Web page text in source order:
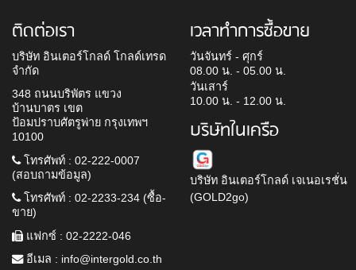
ติดต่อเรา
บริษัท อินเตอร์โกลด์ โกลด์เทรด
จำกัด
348 ถนนบริพัตร แขวง
บ้านบาตร เขต
ป้อมปราบศัตรูพ่าย กรุงเทพฯ
10100
โทรศัพท์ : 02-222-0007
(สอบถามข้อมูล)
โทรศัพท์ : 02-2233-234 (ซื้อ-
ขาย)
แฟกซ์ : 02-2222-046
อีเมล : info@intergold.co.th
เวลาทำการซื้อขาย
วันจันทร์ - ศุกร์
08.00 น. - 05.00 น.
วันเสาร์
10.00 น. - 12.00 น.
บริษัทในเครือ
บริษัท อินเตอร์โกลด์ เจเนอเรชั่น
(GOLD2go)